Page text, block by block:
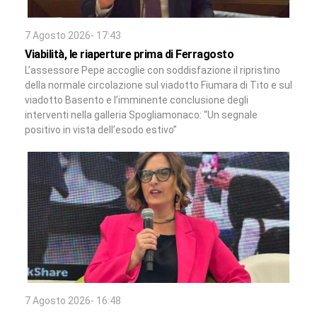
7 Agosto 2026- 17:43
Viabilità, le riaperture prima di Ferragosto
L’assessore Pepe accoglie con soddisfazione il ripristino
della normale circolazione sul viadotto Fiumara di Tito e sul
viadotto Basento e l’imminente conclusione degli
interventi nella galleria Spogliamonaco: “Un segnale
positivo in vista dell’esodo estivo”
7 Agosto 2026- 16:48